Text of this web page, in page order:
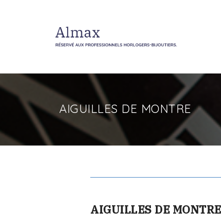
AIGUILLES DE MONTRE
AIGUILLES DE MONTRE